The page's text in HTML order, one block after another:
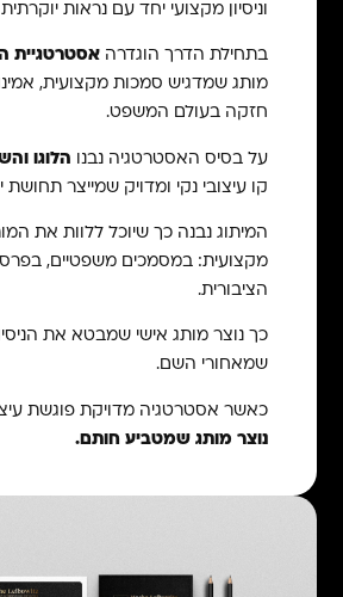
וניסיון מקצועי יחד עם נראות
בתחילת הדרך הוגדרה אסטרטגיית
מותג שמדגיש סמכות מקצועית,
חזקה בעולם המשפט.
על בסיס האסטרטגיה נבנו הלוגו
קו עיצובי נקי ומדויק שמייצר תחושת
המיתוג נבנה כך שיוכל ללוות את
מקצועית: במסמכים משפטיים,
הציבורית.
כך נוצר מותג אישי שמבטא את
שמאחורי השם.
כאשר אסטרטגיה מדויקת פוגשת
נוצר מותג שמטביע חותם.